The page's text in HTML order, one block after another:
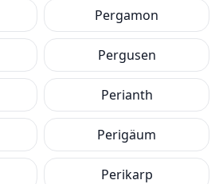
Pergamon
Pergusen
Perianth
Perigäum
Perikarp